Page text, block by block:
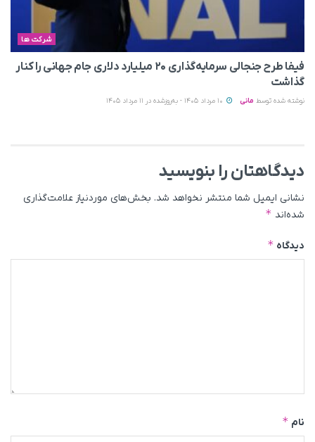
شرکت ها
فیفا طرح جنجالی سرمایه‌گذاری ۲۰ میلیارد دلاری جام جهانی را کنار
گذاشت
نوشته شده توسط مانی
دیدگاهتان را بنویسید
نشانی ایمیل شما منتشر نخواهد شد. بخش‌های موردنیاز علامت‌گذاری
شده‌اند *
دیدگاه *
نام *